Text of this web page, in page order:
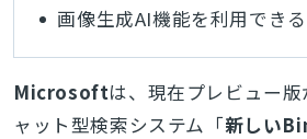
画像生成AI機能を利用でき
Microsoftは、現在プレビュー
ャット型検索システム「新しい